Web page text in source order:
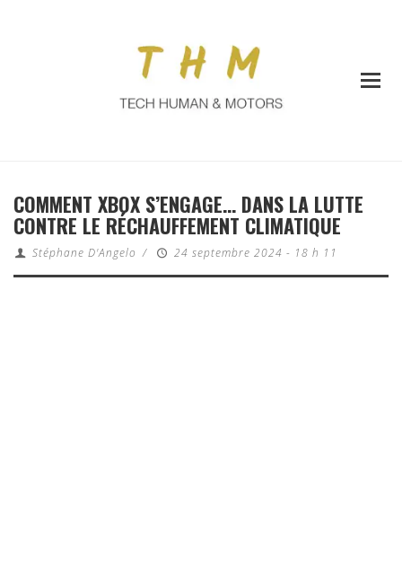
COMMENT XBOX S’ENGAGE… DANS LA LUTTE
CONTRE LE RÉCHAUFFEMENT CLIMATIQUE
Stéphane D'Angelo / 24 septembre 2024 - 18 h 11